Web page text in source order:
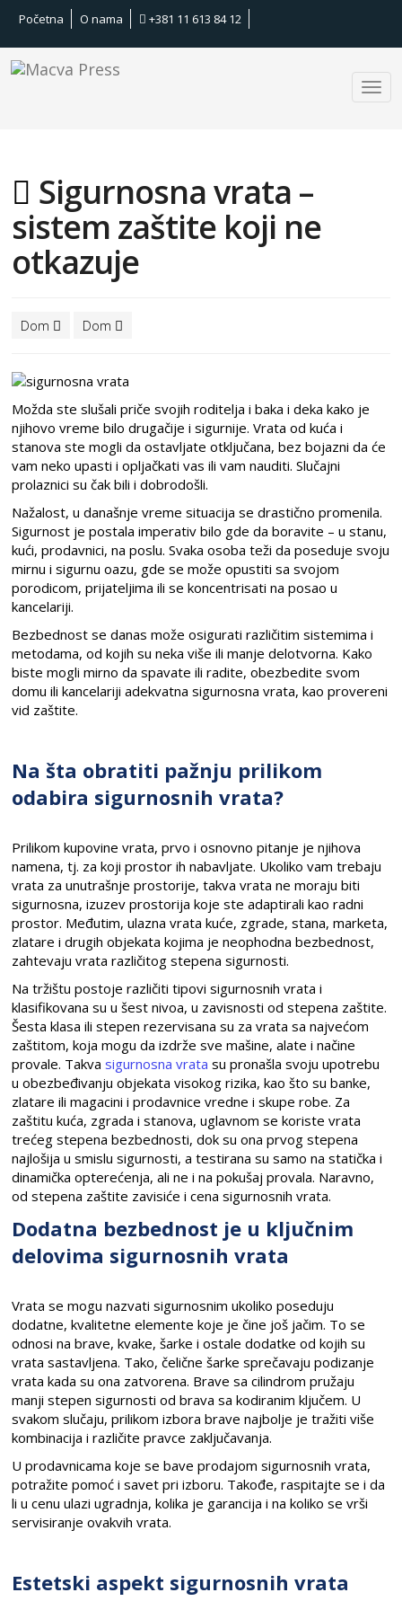
Početna O nama +381 11 613 84 12
Sigurnosna vrata –
sistem zaštite koji ne
otkazuje
Dom Dom
Možda ste slušali priče svojih roditelja i baka i deka kako je
njihovo vreme bilo drugačije i sigurnije. Vrata od kuća i
stanova ste mogli da ostavljate otključana, bez bojazni da će
vam neko upasti i opljačkati vas ili vam nauditi. Slučajni
prolaznici su čak bili i dobrodošli.
Nažalost, u današnje vreme situacija se drastično promenila.
Sigurnost je postala imperativ bilo gde da boravite – u stanu,
kući, prodavnici, na poslu. Svaka osoba teži da poseduje svoju
mirnu i sigurnu oazu, gde se može opustiti sa svojom
porodicom, prijateljima ili se koncentrisati na posao u
kancelariji.
Bezbednost se danas može osigurati različitim sistemima i
metodama, od kojih su neka više ili manje delotvorna. Kako
biste mogli mirno da spavate ili radite, obezbedite svom
domu ili kancelariji adekvatna sigurnosna vrata, kao provereni
vid zaštite.
Na šta obratiti pažnju prilikom
odabira sigurnosnih vrata?
Prilikom kupovine vrata, prvo i osnovno pitanje je njihova
namena, tj. za koji prostor ih nabavljate. Ukoliko vam trebaju
vrata za unutrašnje prostorije, takva vrata ne moraju biti
sigurnosna, izuzev prostorija koje ste adaptirali kao radni
prostor. Međutim, ulazna vrata kuće, zgrade, stana, marketa,
zlatare i drugih objekata kojima je neophodna bezbednost,
zahtevaju vrata različitog stepena sigurnosti.
Na tržištu postoje različiti tipovi sigurnosnih vrata i
klasifikovana su u šest nivoa, u zavisnosti od stepena zaštite.
Šesta klasa ili stepen rezervisana su za vrata sa najvećom
zaštitom, koja mogu da izdrže sve mašine, alate i načine
provale. Takvasigurnosna vrata su pronašla svoju upotrebu
u obezbeđivanju objekata visokog rizika, kao što su banke,
zlatare ili magacini i prodavnice vredne i skupe robe. Za
zaštitu kuća, zgrada i stanova, uglavnom se koriste vrata
trećeg stepena bezbednosti, dok su ona prvog stepena
najlošija u smislu sigurnosti, a testirana su samo na statička i
dinamička opterećenja, ali ne i na pokušaj provala. Naravno,
od stepena zaštite zavisiće i cena sigurnosnih vrata.
Dodatna bezbednost je u ključnim
delovima sigurnosnih vrata
Vrata se mogu nazvati sigurnosnim ukoliko poseduju
dodatne, kvalitetne elemente koje je čine još jačim. To se
odnosi na brave, kvake, šarke i ostale dodatke od kojih su
vrata sastavljena. Tako, čelične šarke sprečavaju podizanje
vrata kada su ona zatvorena. Brave sa cilindrom pružaju
manji stepen sigurnosti od brava sa kodiranim ključem. U
svakom slučaju, prilikom izbora brave najbolje je tražiti više
kombinacija i različite pravce zaključavanja.
U prodavnicama koje se bave prodajom sigurnosnih vrata,
potražite pomoć i savet pri izboru. Takođe, raspitajte se i da
li u cenu ulazi ugradnja, kolika je garancija i na koliko se vrši
servisiranje ovakvih vrata.
Estetski aspekt sigurnosnih vrata